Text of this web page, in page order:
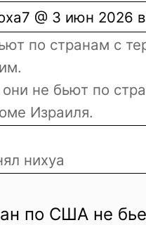
@ 3 июн 2026
по странам с
не бьют по
Израиля.
нихуа
по США не